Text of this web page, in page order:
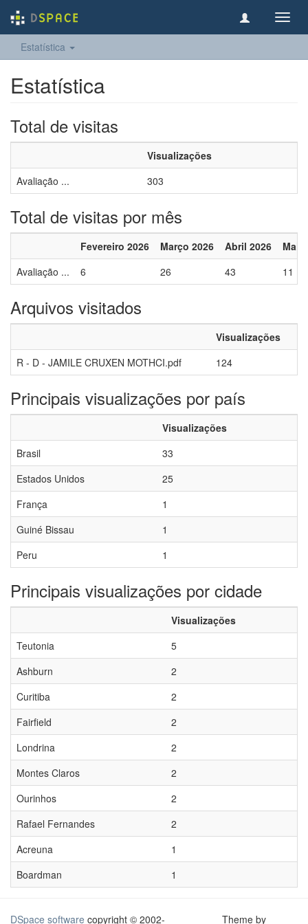
Estatística
Estatística
Total de visitas
Visualizações
Avaliação ...
303
Total de visitas por mês
Fevereiro 2026 Março 2026 Abril 2026
Maio
Avaliação ...
6 26 43 11
Arquivos visitados
Visualizações
R - D - JAMILE CRUXEN MOTHCI.pdf
124
Principais visualizações por país
Visualizações
Brasil
33
Estados Unidos
25
França
1
Guiné Bissau
1
Peru
1
Principais visualizações por cidade
Visualizações
Teutonia
5
Ashburn
2
Curitiba
2
Fairfield
2
Londrina
2
Montes Claros
2
Ourinhos
2
Rafael Fernandes
2
Acreuna
1
Boardman
1
DSpace software copyright © 2002- Theme by